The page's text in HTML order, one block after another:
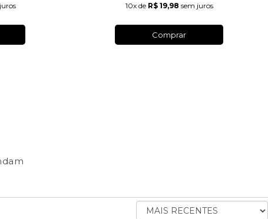
10xde R$ 19,98 sem juros
Comprar
ORDENAR